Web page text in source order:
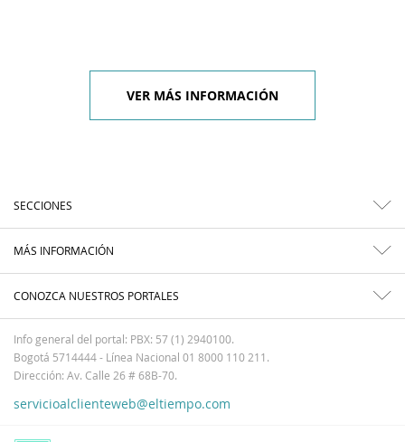
VER MÁS INFORMACIÓN
SECCIONES
MÁS INFORMACIÓN
CONOZCA NUESTROS PORTALES
Info general del portal: PBX: 57 (1) 2940100.
Bogotá 5714444 - Línea Nacional 01 8000 110 211.
Dirección: Av. Calle 26 # 68B-70.
servicioalclienteweb@eltiempo.com